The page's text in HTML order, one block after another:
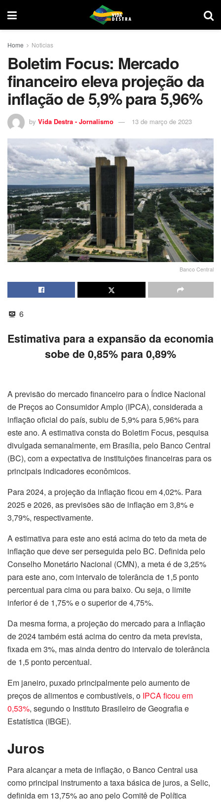
Home Noticias
Boletim Focus: Mercado
financeiro eleva projeção da
inflação de 5,9% para 5,96%
by Vida Destra - Jornalismo 13 de março de 2023
Banco Central
6
Estimativa para a expansão da economia
sobe de 0,85% para 0,89%
A previsão do mercado financeiro para o Índice Nacional
de Preços ao Consumidor Amplo (IPCA), considerada a
inflação oficial do país, subiu de 5,9% para 5,96% para
este ano. A estimativa consta do Boletim Focus, pesquisa
divulgada semanalmente, em Brasília, pelo Banco Central
(BC), com a expectativa de instituições financeiras para os
principais indicadores econômicos.
Para 2024, a projeção da inflação ficou em 4,02%. Para
2025 e 2026, as previsões são de inflação em 3,8% e
3,79%, respectivamente.
A estimativa para este ano está acima do teto da meta de
inflação que deve ser perseguida pelo BC. Definida pelo
Conselho Monetário Nacional (CMN), a meta é de 3,25%
para este ano, com intervalo de tolerância de 1,5 ponto
percentual para cima ou para baixo. Ou seja, o limite
inferior é de 1,75% e o superior de 4,75%.
Da mesma forma, a projeção do mercado para a inflação
de 2024 também está acima do centro da meta prevista,
fixada em 3%, mas ainda dentro do intervalo de tolerância
de 1,5 ponto percentual.
Em janeiro, puxado principalmente pelo aumento de
preços de alimentos e combustíveis, o IPCA ficou em
0,53%, segundo o Instituto Brasileiro de Geografia e
Estatística (IBGE).
Juros
Para alcançar a meta de inflação, o Banco Central usa
como principal instrumento a taxa básica de juros, a Selic,
definida em 13,75% ao ano pelo Comitê de Política